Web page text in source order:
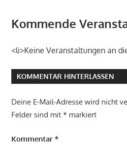
Kommende
<li>Keine Veranstaltungen an
KOMMENTAR HINTERLASSEN
Deine E-Mail-Adresse wird nicht
Felder sind mit *markiert
Kommentar *